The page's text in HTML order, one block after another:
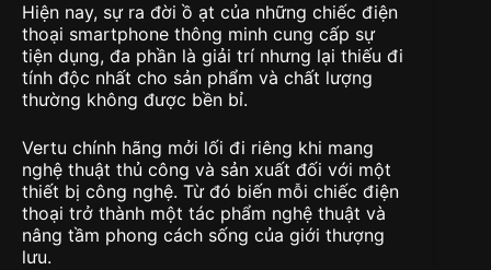
Hiện nay, sự ra đời ồ ạt của những chiếc điện
thoại smartphone thông minh cung cấp sự
tiện dụng, đa phần là giải trí nhưng lại thiếu đi
tính độc nhất cho sản phẩm và chất lượng
thường không được bền bỉ.
Vertu chính hãng mởi lối đi riêng khi mang
nghệ thuật thủ công và sản xuất đối với một
thiết bị công nghệ. Từ đó biến mỗi chiếc điện
thoại trở thành một tác phẩm nghệ thuật và
nâng tầm phong cách sống của giới thượng
lưu.